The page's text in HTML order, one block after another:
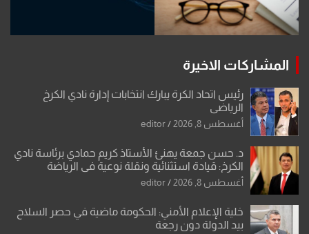
المشاركات الاخيرة
رئيس اتحاد الكرة يبارك انتخابات إدارة نادي الكرخ
الرياضي
أغسطس 8, 2026 editor
د. حسن جمعة يهنئ الأستاذ كريم حمادي برئاسة نادي
الكرخ: قيادة استثنائية ونقلة نوعية في الرياضة
العراقية
أغسطس 8, 2026 editor
خلية الإعلام الأمني: الحكومة ماضية في حصر السلاح
بيد الدولة دون رجعة